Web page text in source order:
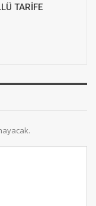
TARİFE